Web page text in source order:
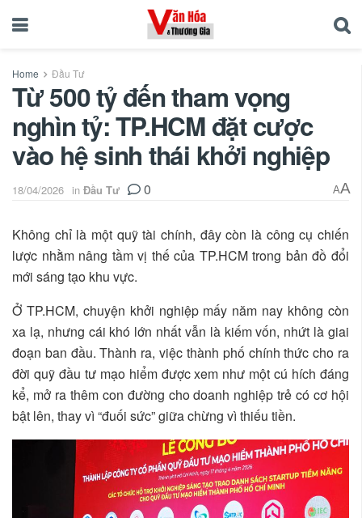
Home Đầu Tư
Từ 500 tỷ đến tham vọng
nghìn tỷ: TP.HCM đặt cược
vào hệ sinh thái khởi nghiệp
18/04/2026 in Đầu Tư 0 AA
Không chỉ là một quỹ tài chính, đây còn là công cụ chiến
lược nhằm nâng tầm vị thế của TP.HCM trong bản đồ đổi
mới sáng tạo khu vực.
Ở TP.HCM, chuyện khởi nghiệp mấy năm nay không còn
xa lạ, nhưng cái khó lớn nhất vẫn là kiếm vốn, nhứt là giai
đoạn ban đầu. Thành ra, việc thành phố chính thức cho ra
đời quỹ đầu tư mạo hiểm được xem như một cú hích đáng
kể, mở ra thêm con đường cho doanh nghiệp trẻ có cơ hội
bật lên, thay vì “đuối sức” giữa chừng vì thiếu tiền.